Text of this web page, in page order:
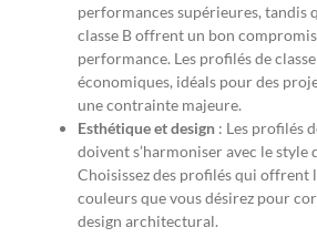
performances supérieures, tandis
classe B offrent un bon
performance. Les profilés de
économiques, idéals pour des
une contrainte majeure.
Esthétique et design : Les profilés
doivent s’harmoniser avec le style
Choisissez des profilés qui offrent
couleurs que vous désirez pour
design architectural.